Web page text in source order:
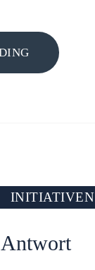
INITIATIVEN